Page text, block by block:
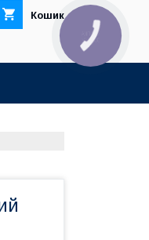
Кошик
КНОПКА
ЗВ'ЯЗКУ